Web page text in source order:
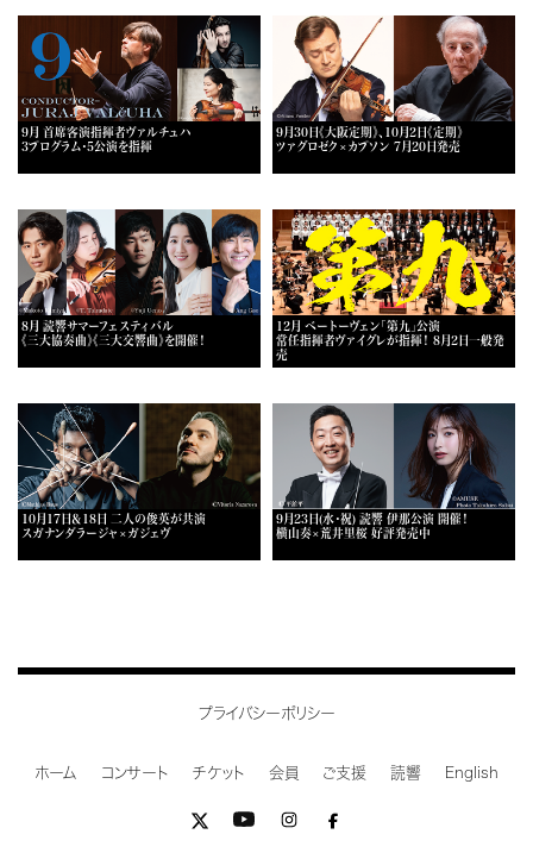
9月 首席客演指揮者ヴァルチュハ
3プログラム・5公演を指揮
9月30日《大阪定期》、10月2日《定期》
ツァグロゼク×カプソン 7月20日発売
8月 読響サマーフェスティバル
《三大協奏曲》《三大交響曲》を開催！
12月 ベートーヴェン「第九」公演
常任指揮者ヴァイグレが指揮！ 8月2日一般発
売
10月17日＆18日 二人の俊英が共演
スガナンダラージャ×ガジェヴ
9月23日(水・祝) 読響 伊那公演 開催！
横山奏×荒井里桜 好評発売中
プライバシーポリシー
ホーム コンサート チケット 会員 ご支援 読響 English